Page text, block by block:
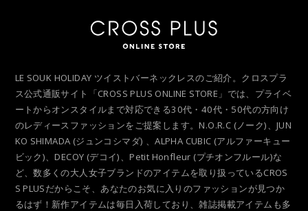
LE SOUK HOLIDAY ツイストバーネックレスのご紹介。クロスプラ
ス公式通販サイト「CROSS PLUS ONLINE STORE」では、プライベ
ートからオンスタイルまで対応できる30代・40代・50代の方向け
のレディースファッションをご提案します。N.O.R.C (ノーク)、JUN
KO SHIMADA (ジュンコシマダ) 、ALPHA CUBIC (アルファーキュー
ビック)、DECOY (デコイ)、Petit Honfleur (プチオンフルール)な
ど、数多くの大人女子ブランドのアイテムを取り扱っているCROS
S PLUSだからこそ、あなたのお気に入りのファッションが見つか
るはず！新作アイテムは毎日入荷しており、雑誌掲載アイテムも多